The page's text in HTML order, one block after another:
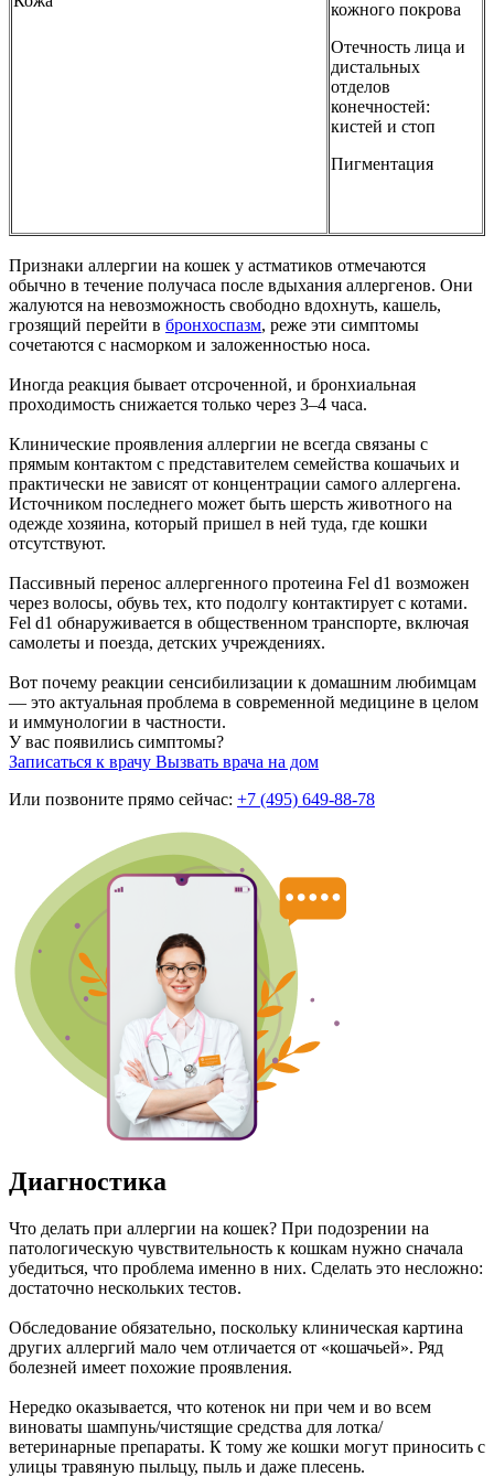
кожного покрова
Отечность лица и
дистальных
отделов
конечностей:
кистей и стоп
Пигментация
Признаки аллергии на кошек у астматиков отмечаются
обычно в течение получаса после вдыхания аллергенов. Они
жалуются на невозможность свободно вдохнуть, кашель,
грозящий перейти в бронхоспазм, реже эти симптомы
сочетаются с насморком и заложенностью носа.
Иногда реакция бывает отсроченной, и бронхиальная
проходимость снижается только через 3–4 часа.
Клинические проявления аллергии не всегда связаны с
прямым контактом с представителем семейства кошачьих и
практически не зависят от концентрации самого аллергена.
Источником последнего может быть шерсть животного на
одежде хозяина, который пришел в ней туда, где кошки
отсутствуют.
Пассивный перенос аллергенного протеина Fel d1 возможен
через волосы, обувь тех, кто подолгу контактирует с котами.
Fel d1 обнаруживается в общественном транспорте, включая
самолеты и поезда, детских учреждениях.
Вот почему реакции сенсибилизации к домашним любимцам
― это актуальная проблема в современной медицине в целом
и иммунологии в частности.
У вас появились симптомы?
Записаться к врачу Вызвать врача на дом
Или позвоните прямо сейчас: +7 (495) 649-88-78
Диагностика
Что делать при аллергии на кошек? При подозрении на
патологическую чувствительность к кошкам нужно сначала
убедиться, что проблема именно в них. Сделать это несложно:
достаточно нескольких тестов.
Обследование обязательно, поскольку клиническая картина
других аллергий мало чем отличается от «кошачьей». Ряд
болезней имеет похожие проявления.
Нередко оказывается, что котенок ни при чем и во всем
виноваты шампунь/чистящие средства для лотка/
ветеринарные препараты. К тому же кошки могут приносить с
улицы травяную пыльцу, пыль и даже плесень.